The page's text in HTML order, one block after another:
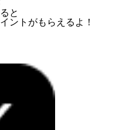
と
ント がもらえるよ！